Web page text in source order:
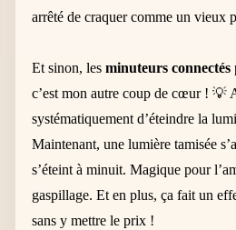
arrêté de craquer comme un vieux
Et sinon, lesminuteurs connectés
c’est mon autre coup de cœur ! 💡
systématiquement d’éteindre la
Maintenant, une lumière tamisée
s’éteint à minuit. Magique pour
gaspillage. Et en plus, ça fait un
sans y mettre le prix !